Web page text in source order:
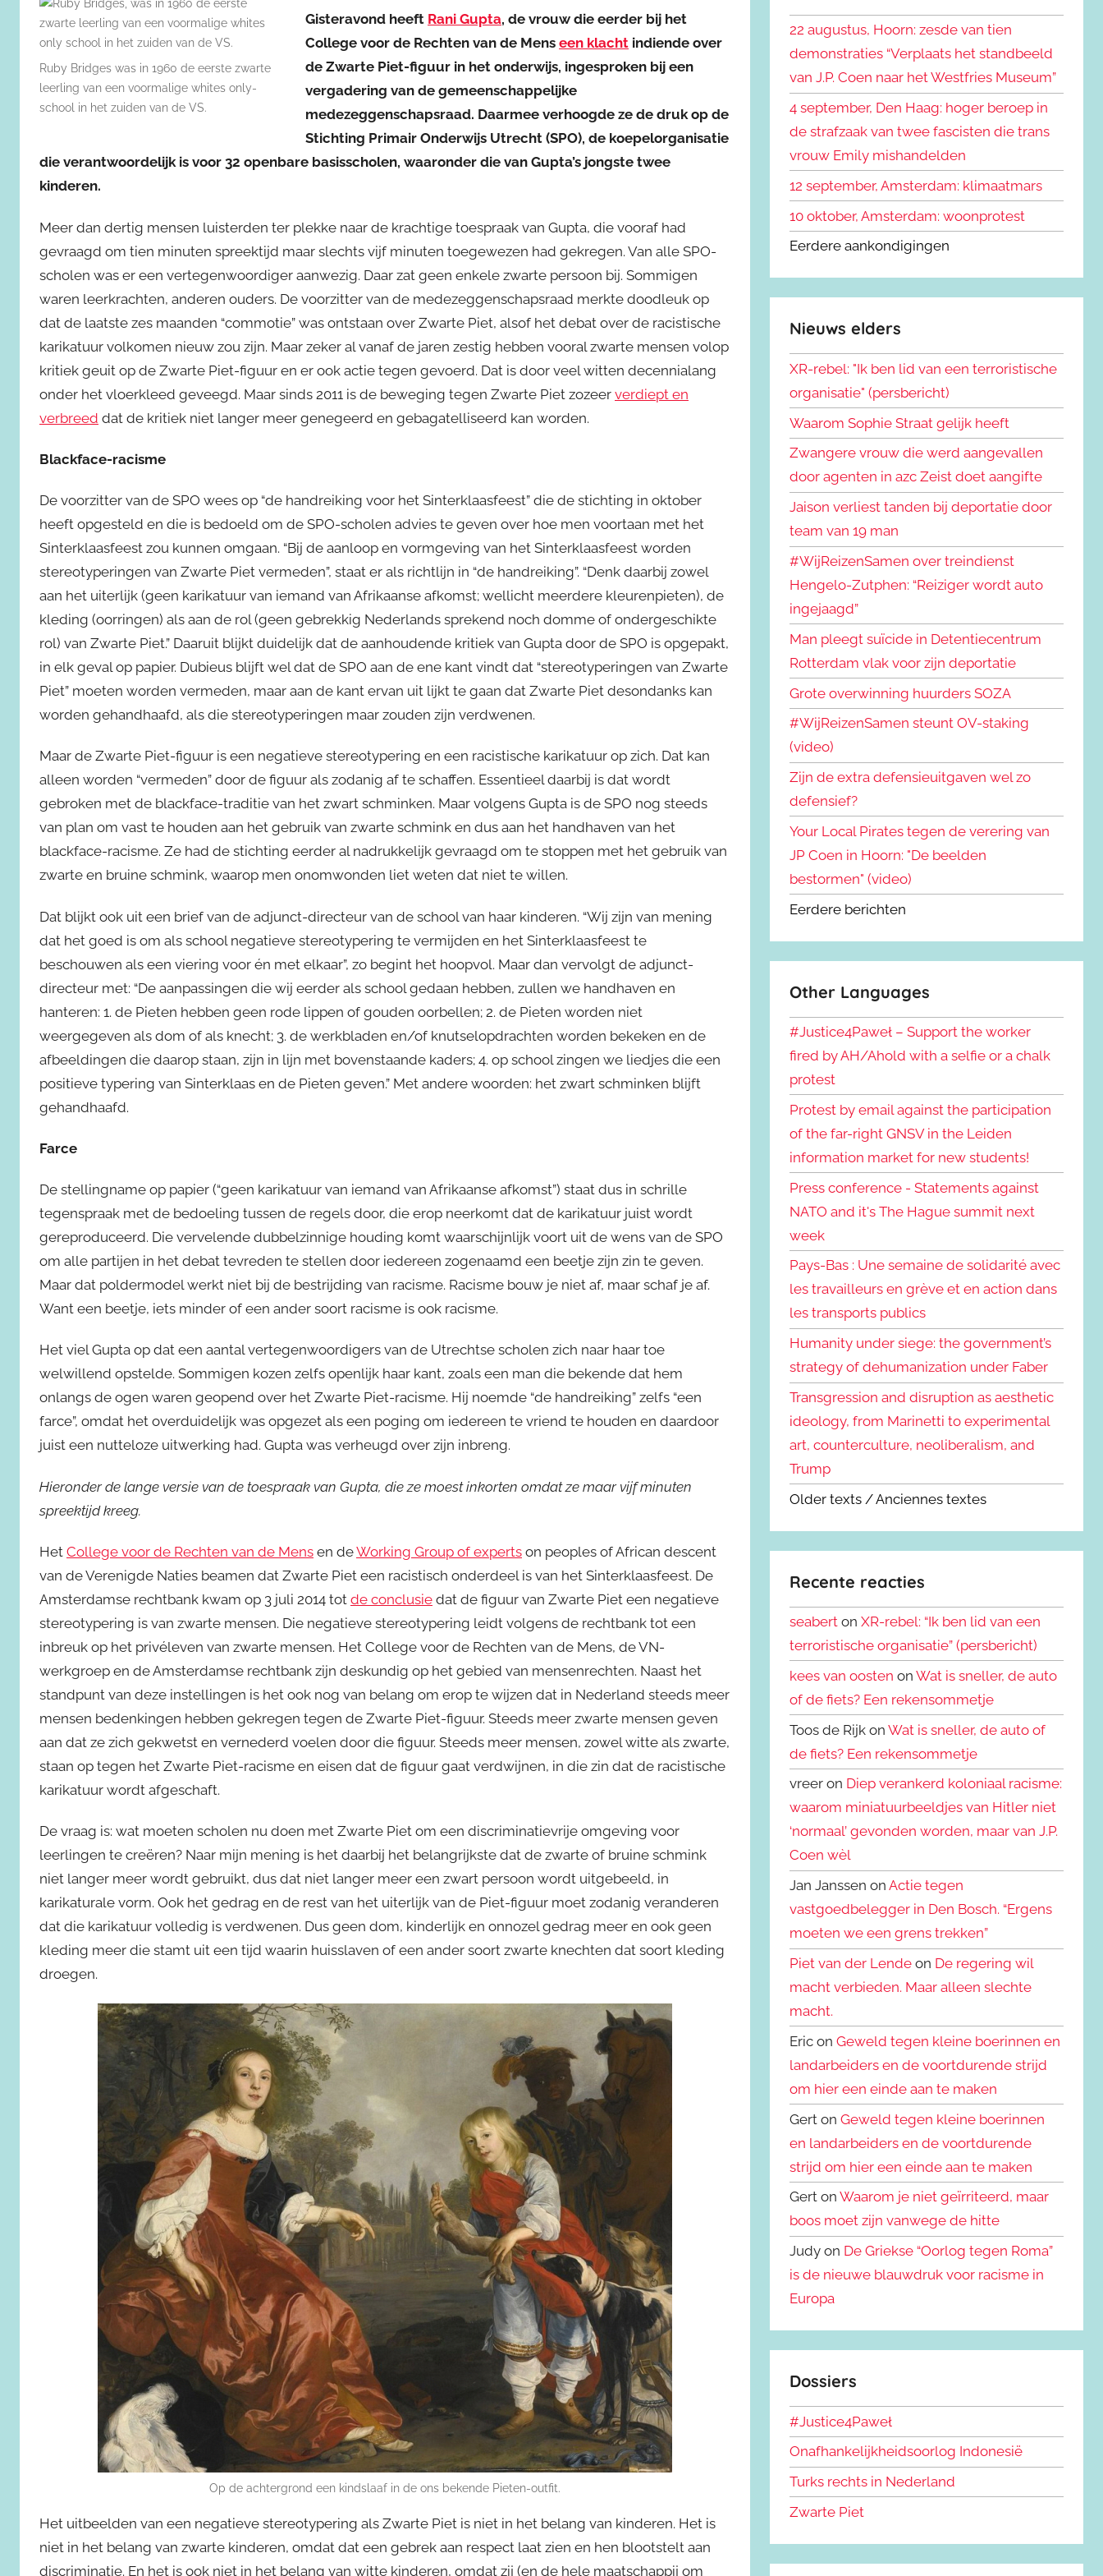
Ruby Bridges was in 1960 de eerste zwarte
leerling van een voormalige whites only-
school in het zuiden van de VS.
Gisteravond heeft Rani Gupta, de vrouw die eerder bij het
College voor de Rechten van de Mens een klacht indiende over
de Zwarte Piet-figuur in het onderwijs, ingesproken bij een
vergadering van de gemeenschappelijke
medezeggenschapsraad. Daarmee verhoogde ze de druk op de
Stichting Primair Onderwijs Utrecht (SPO), de koepelorganisatie
die verantwoordelijk is voor 32 openbare basisscholen, waaronder die van Gupta’s jongste twee
kinderen.
Meer dan dertig mensen luisterden ter plekke naar de krachtige toespraak van Gupta, die vooraf had
gevraagd om tien minuten spreektijd maar slechts vijf minuten toegewezen had gekregen. Van alle SPO-
scholen was er een vertegenwoordiger aanwezig. Daar zat geen enkele zwarte persoon bij. Sommigen
waren leerkrachten, anderen ouders. De voorzitter van de medezeggenschapsraad merkte doodleuk op
dat de laatste zes maanden “commotie” was ontstaan over Zwarte Piet, alsof het debat over de racistische
karikatuur volkomen nieuw zou zijn. Maar zeker al vanaf de jaren zestig hebben vooral zwarte mensen volop
kritiek geuit op de Zwarte Piet-figuur en er ook actie tegen gevoerd. Dat is door veel witten decennialang
onder het vloerkleed geveegd. Maar sinds 2011 is de beweging tegen Zwarte Piet zozeer verdiept en
verbreed dat de kritiek niet langer meer genegeerd en gebagatelliseerd kan worden.
Blackface-racisme
De voorzitter van de SPO wees op “de handreiking voor het Sinterklaasfeest” die de stichting in oktober
heeft opgesteld en die is bedoeld om de SPO-scholen advies te geven over hoe men voortaan met het
Sinterklaasfeest zou kunnen omgaan. “Bij de aanloop en vormgeving van het Sinterklaasfeest worden
stereotyperingen van Zwarte Piet vermeden”, staat er als richtlijn in “de handreiking”. “Denk daarbij zowel
aan het uiterlijk (geen karikatuur van iemand van Afrikaanse afkomst; wellicht meerdere kleurenpieten), de
kleding (oorringen) als aan de rol (geen gebrekkig Nederlands sprekend noch domme of ondergeschikte
rol) van Zwarte Piet.” Daaruit blijkt duidelijk dat de aanhoudende kritiek van Gupta door de SPO is opgepakt,
in elk geval op papier. Dubieus blijft wel dat de SPO aan de ene kant vindt dat “stereotyperingen van Zwarte
Piet” moeten worden vermeden, maar aan de kant ervan uit lijkt te gaan dat Zwarte Piet desondanks kan
worden gehandhaafd, als die stereotyperingen maar zouden zijn verdwenen.
Maar de Zwarte Piet-figuur is een negatieve stereotypering en een racistische karikatuur op zich. Dat kan
alleen worden “vermeden” door de figuur als zodanig af te schaffen. Essentieel daarbij is dat wordt
gebroken met de blackface-traditie van het zwart schminken. Maar volgens Gupta is de SPO nog steeds
van plan om vast te houden aan het gebruik van zwarte schmink en dus aan het handhaven van het
blackface-racisme. Ze had de stichting eerder al nadrukkelijk gevraagd om te stoppen met het gebruik van
zwarte en bruine schmink, waarop men onomwonden liet weten dat niet te willen.
Dat blijkt ook uit een brief van de adjunct-directeur van de school van haar kinderen. “Wij zijn van mening
dat het goed is om als school negatieve stereotypering te vermijden en het Sinterklaasfeest te
beschouwen als een viering voor én met elkaar”, zo begint het hoopvol. Maar dan vervolgt de adjunct-
directeur met: “De aanpassingen die wij eerder als school gedaan hebben, zullen we handhaven en
hanteren: 1. de Pieten hebben geen rode lippen of gouden oorbellen; 2. de Pieten worden niet
weergegeven als dom of als knecht; 3. de werkbladen en/of knutselopdrachten worden bekeken en de
afbeeldingen die daarop staan, zijn in lijn met bovenstaande kaders; 4. op school zingen we liedjes die een
positieve typering van Sinterklaas en de Pieten geven.” Met andere woorden: het zwart schminken blijft
gehandhaafd.
Farce
De stellingname op papier (“geen karikatuur van iemand van Afrikaanse afkomst”) staat dus in schrille
tegenspraak met de bedoeling tussen de regels door, die erop neerkomt dat de karikatuur juist wordt
gereproduceerd. Die vervelende dubbelzinnige houding komt waarschijnlijk voort uit de wens van de SPO
om alle partijen in het debat tevreden te stellen door iedereen zogenaamd een beetje zijn zin te geven.
Maar dat poldermodel werkt niet bij de bestrijding van racisme. Racisme bouw je niet af, maar schaf je af.
Want een beetje, iets minder of een ander soort racisme is ook racisme.
Het viel Gupta op dat een aantal vertegenwoordigers van de Utrechtse scholen zich naar haar toe
welwillend opstelde. Sommigen kozen zelfs openlijk haar kant, zoals een man die bekende dat hem
onlangs de ogen waren geopend over het Zwarte Piet-racisme. Hij noemde “de handreiking” zelfs “een
farce”, omdat het overduidelijk was opgezet als een poging om iedereen te vriend te houden en daardoor
juist een nutteloze uitwerking had. Gupta was verheugd over zijn inbreng.
Hieronder de lange versie van de toespraak van Gupta, die ze moest inkorten omdat ze maar vijf minuten
spreektijd kreeg.
Het College voor de Rechten van de Mens en deWorking Group of experts on peoples of African descent
van de Verenigde Naties beamen dat Zwarte Piet een racistisch onderdeel is van het Sinterklaasfeest. De
Amsterdamse rechtbank kwam op 3 juli 2014 tot de conclusie dat de figuur van Zwarte Piet een negatieve
stereotypering is van zwarte mensen. Die negatieve stereotypering leidt volgens de rechtbank tot een
inbreuk op het privéleven van zwarte mensen. Het College voor de Rechten van de Mens, de VN-
werkgroep en de Amsterdamse rechtbank zijn deskundig op het gebied van mensenrechten. Naast het
standpunt van deze instellingen is het ook nog van belang om erop te wijzen dat in Nederland steeds meer
mensen bedenkingen hebben gekregen tegen de Zwarte Piet-figuur. Steeds meer zwarte mensen geven
aan dat ze zich gekwetst en vernederd voelen door die figuur. Steeds meer mensen, zowel witte als zwarte,
staan op tegen het Zwarte Piet-racisme en eisen dat de figuur gaat verdwijnen, in die zin dat de racistische
karikatuur wordt afgeschaft.
De vraag is: wat moeten scholen nu doen met Zwarte Piet om een discriminatievrije omgeving voor
leerlingen te creëren? Naar mijn mening is het daarbij het belangrijkste dat de zwarte of bruine schmink
niet langer meer wordt gebruikt, dus dat niet langer meer een zwart persoon wordt uitgebeeld, in
karikaturale vorm. Ook het gedrag en de rest van het uiterlijk van de Piet-figuur moet zodanig veranderen
dat die karikatuur volledig is verdwenen. Dus geen dom, kinderlijk en onnozel gedrag meer en ook geen
kleding meer die stamt uit een tijd waarin huisslaven of een ander soort zwarte knechten dat soort kleding
droegen.
Op de achtergrond een kindslaaf in de ons bekende Pieten-outfit.
Het uitbeelden van een negatieve stereotypering als Zwarte Piet is niet in het belang van kinderen. Het is
niet in het belang van zwarte kinderen, omdat dat een gebrek aan respect laat zien en hen blootstelt aan
discriminatie. En het is ook niet in het belang van witte kinderen, omdat zij (en de hele maatschappij om
n
a
a
r
:
n
22 augustus, Hoorn: zesde van tien
demonstraties “Verplaats het standbeeld
van J.P. Coen naar het Westfries Museum”
4 september, Den Haag: hoger beroep in
de strafzaak van twee fascisten die trans
vrouw Emily mishandelden
12 september, Amsterdam: klimaatmars
10 oktober, Amsterdam: woonprotest
Eerdere aankondigingen
Nieuws elders
XR-rebel: "Ik ben lid van een terroristische
organisatie" (persbericht)
Waarom Sophie Straat gelijk heeft
Zwangere vrouw die werd aangevallen
door agenten in azc Zeist doet aangifte
Jaison verliest tanden bij deportatie door
team van 19 man
#WijReizenSamen over treindienst
Hengelo-Zutphen: “Reiziger wordt auto
ingejaagd”
Man pleegt suïcide in Detentiecentrum
Rotterdam vlak voor zijn deportatie
Grote overwinning huurders SOZA
#WijReizenSamen steunt OV-staking
(video)
Zijn de extra defensieuitgaven wel zo
defensief?
Your Local Pirates tegen de verering van
JP Coen in Hoorn: "De beelden
bestormen" (video)
Eerdere berichten
Other Languages
#Justice4Paweł – Support the worker
fired by AH/Ahold with a selfie or a chalk
protest
Protest by email against the participation
of the far-right GNSV in the Leiden
information market for new students!
Press conference - Statements against
NATO and it's The Hague summit next
week
Pays-Bas : Une semaine de solidarité avec
les travailleurs en grève et en action dans
les transports publics
Humanity under siege: the government’s
strategy of dehumanization under Faber
Transgression and disruption as aesthetic
ideology, from Marinetti to experimental
art, counterculture, neoliberalism, and
Trump
Older texts / Anciennes textes
Recente reacties
seabert onXR-rebel: “Ik ben lid van een
terroristische organisatie” (persbericht)
kees van oosten onWat is sneller, de auto
of de fiets? Een rekensommetje
Toos de Rijk onWat is sneller, de auto of
de fiets? Een rekensommetje
vreer on Diep verankerd koloniaal racisme:
waarom miniatuurbeeldjes van Hitler niet
‘normaal’ gevonden worden, maar van J.P.
Coen wèl
Jan Janssen onActie tegen
vastgoedbelegger in Den Bosch. “Ergens
moeten we een grens trekken”
Piet van der Lende on De regering wil
macht verbieden. Maar alleen slechte
macht.
Eric onGeweld tegen kleine boerinnen en
landarbeiders en de voortdurende strijd
om hier een einde aan te maken
Gert onGeweld tegen kleine boerinnen
en landarbeiders en de voortdurende
strijd om hier een einde aan te maken
Gert onWaarom je niet geïrriteerd, maar
boos moet zijn vanwege de hitte
Judy on De Griekse “Oorlog tegen Roma”
is de nieuwe blauwdruk voor racisme in
Europa
Dossiers
#Justice4Paweł
Onafhankelijkheidsoorlog Indonesië
Turks rechts in Nederland
Zwarte Piet